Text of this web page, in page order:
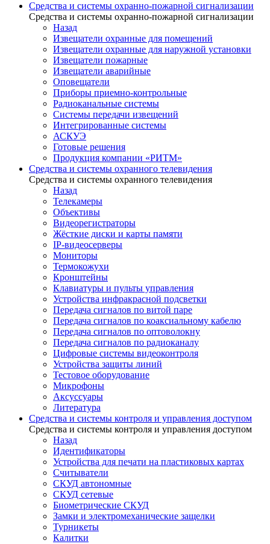
Средства и системы охранно-пожарной сигнализации
Средства и системы охранно-пожарной сигнализации
Назад
Извещатели охранные для помещений
Извещатели охранные для наружной установки
Извещатели пожарные
Извещатели аварийные
Оповещатели
Приборы приемно-контрольные
Радиоканальные системы
Системы передачи извещений
Интегрированные системы
АСКУЭ
Готовые решения
Продукция компании «РИТМ»
Средства и системы охранного телевидения
Средства и системы охранного телевидения
Назад
Телекамеры
Объективы
Видеорегистраторы
Жёсткие диски и карты памяти
IP-видеосерверы
Мониторы
Термокожухи
Кронштейны
Клавиатуры и пульты управления
Устройства инфракрасной подсветки
Передача сигналов по витой паре
Передача сигналов по коаксиальному кабелю
Передача сигналов по оптоволокну
Передача сигналов по радиоканалу
Цифровые системы видеоконтроля
Устройства защиты линий
Тестовое оборудование
Микрофоны
Аксуссуары
Литература
Средства и системы контроля и управления доступом
Средства и системы контроля и управления доступом
Назад
Идентификаторы
Устройства для печати на пластиковых картах
Считыватели
СКУД автономные
СКУД сетевые
Биометрические СКУД
Замки и электромеханические защелки
Турникеты
Калитки